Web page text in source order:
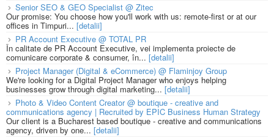
Senior SEO & GEO Specialist @ Zitec
Our promise: You choose how you'll work with us: remote-first or at our
offices in Timpuri... [detalii]
PR Account Executive @ TOTAL PR
În calitate de PR Account Executive, vei implementa proiecte de
comunicare corporate & consumer, în... [detalii]
Project Manager (Digital & eCommerce) @ Flaminjoy Group
We're looking for a Digital Project Manager who enjoys helping
businesses grow through digital marketing... [detalii]
Photo & Video Content Creator @ boutique - creative and
communications agency | Recruited by EPIC Business Human Strategy
Our client is a Bucharest based boutique - creative and communications
agency, driven by one... [detalii]